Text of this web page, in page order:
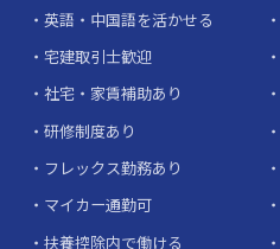
英語・中国語を活かせる
宅建取引士歓迎
社宅・家賃補助あり
研修制度あり
フレックス勤務あり
マイカー通勤可
扶養控除内で働ける